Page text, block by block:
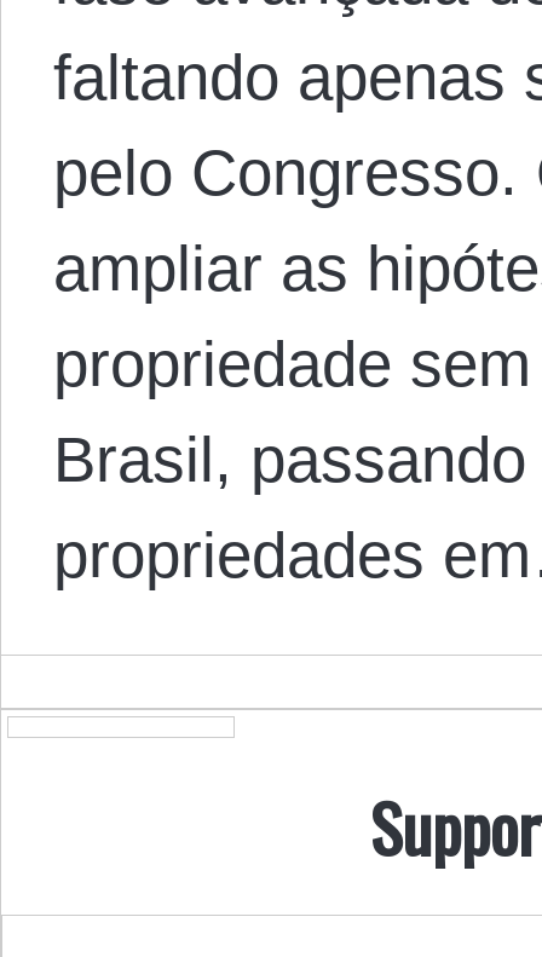
faltando apenas
pelo
ampliar as
propriedade
Brasil,
propriedades